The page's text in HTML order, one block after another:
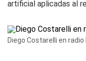
artificial aplicadas al
Diego Costarelli en radio